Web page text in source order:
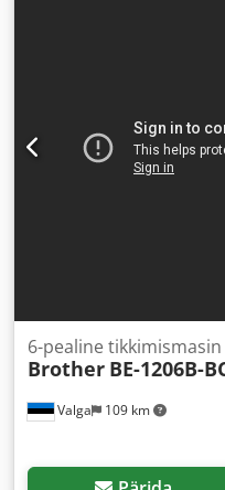
Valga 109 km
6-pealine tikkimismasin
Brother BE-1206B-